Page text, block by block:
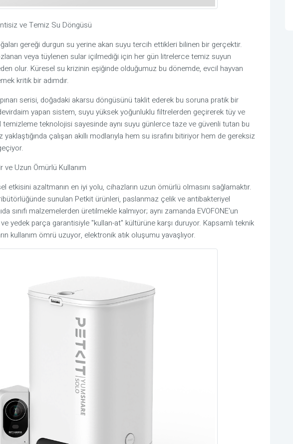
ve Temiz Su Döngüsü
gereği durgun su yerine akan suyu tercih ettikleri bilinen bir gerçektir.
veya tüylenen sular içilmediği için her gün litrelerce temiz suyun
olur. Küresel su krizinin eşiğinde olduğumuz bu dönemde, evcil hayvan
kritik bir adımdır.
serisi, doğadaki akarsu döngüsünü taklit ederek bu soruna pratik bir
yapan sistem, suyu yüksek yoğunluklu filtrelerden geçirerek tüy ve
temizleme teknolojisi sayesinde aynı suyu günlerce taze ve güvenli tutan bu
çalışan akıllı modlarıyla hem su israfını bitiriyor hem de gereksiz
ve Uzun Ömürlü Kullanım
etkisini azaltmanın en iyi yolu, cihazların uzun ömürlü olmasını sağlamaktır.
sunulan Petkit ürünleri, paslanmaz çelik ve antibakteriyel
sınıfı malzemelerden üretilmekle kalmıyor; aynı zamanda EVOFONE'un
ve yedek parça garantisiyle "kullan-at" kültürüne karşı duruyor. Kapsamlı teknik
kullanım ömrü uzuyor, elektronik atık oluşumu yavaşlıyor.